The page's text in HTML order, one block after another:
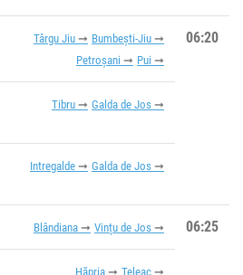
Târgu Jiu
Bumbești-Jiu
Petroșani
Pui
06:20
Tibru Galda de Jos
Intregalde Galda de Jos
Blândiana Vințu de Jos 06:25
Hăpria Teleac